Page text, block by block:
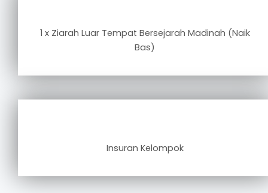
1 x Ziarah Luar Tempat Bersejarah Madinah (Naik
Bas)
Insuran Kelompok